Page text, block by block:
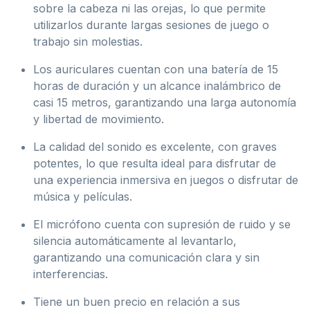
sobre la cabeza ni las orejas, lo que permite
utilizarlos durante largas sesiones de juego o
trabajo sin molestias.
Los auriculares cuentan con una batería de 15
horas de duración y un alcance inalámbrico de
casi 15 metros, garantizando una larga autonomía
y libertad de movimiento.
La calidad del sonido es excelente, con graves
potentes, lo que resulta ideal para disfrutar de
una experiencia inmersiva en juegos o disfrutar de
música y películas.
El micrófono cuenta con supresión de ruido y se
silencia automáticamente al levantarlo,
garantizando una comunicación clara y sin
interferencias.
Tiene un buen precio en relación a sus